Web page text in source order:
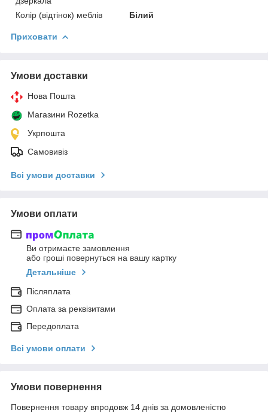
Колір (відтінок) меблів Білий
Приховати
Умови доставки
Нова Пошта
Магазини Rozetka
Укрпошта
Самовивіз
Всі умови доставки
Умови оплати
Ви отримаєте замовлення
або гроші повернуться на вашу картку
Детальніше
Післяплата
Оплата за реквізитами
Передоплата
Всі умови оплати
Умови повернення
Повернення товару впродовж 14 днів за домовленістю